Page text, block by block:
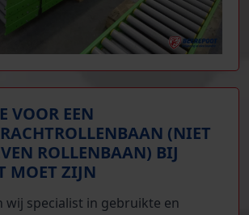
VOOR EEN
(NIET
ROLLENBAAN) BIJ
MOET ZIJN
wij specialist in gebruikte en